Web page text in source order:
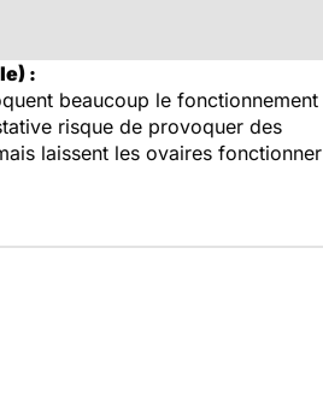
:
beaucoup le fonctionnement
risque de provoquer des
laissent les ovaires fonctionner